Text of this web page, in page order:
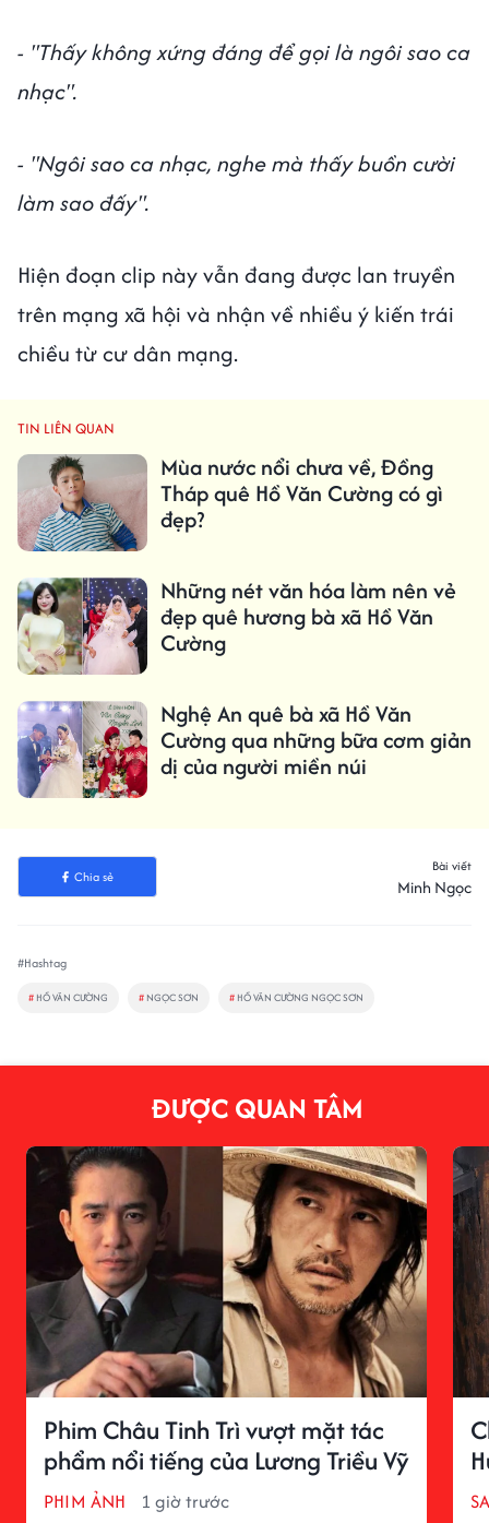
- "Thấy không xứng đáng để gọi là ngôi sao ca
nhạc".
- "Ngôi sao ca nhạc, nghe mà thấy buồn cười
làm sao đấy".
Hiện đoạn clip này vẫn đang được lan truyền
trên mạng xã hội và nhận về nhiều ý kiến trái
chiều từ cư dân mạng.
TIN LIÊN QUAN
Mùa nước nổi chưa về, Đồng
Tháp quê Hồ Văn Cường có gì
đẹp?
Những nét văn hóa làm nên vẻ
đẹp quê hương bà xã Hồ Văn
Cường
Nghệ An quê bà xã Hồ Văn
Cường qua những bữa cơm giản
dị của người miền núi
Chia sẻ
Bài viết
Minh Ngọc
#Hashtag
# HỒ VĂN CƯỜNG # NGỌC SƠN # HỒ VĂN CƯỜNG NGỌC SƠN
ĐƯỢC QUAN TÂM
Phim Châu Tinh Trì vượt mặt tác
phẩm nổi tiếng của Lương Triều Vỹ
PHIM ẢNH 1 giờ trước